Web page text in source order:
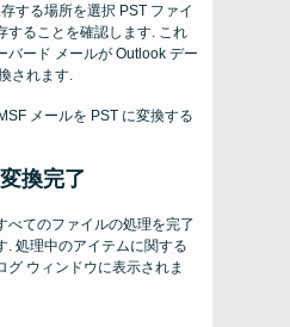
する場所を選択 PST ファイ
することを確認します. これ
バード メールが Outlook デー
されます.
換完了
べてのファイルの処理を完了
. 処理中のアイテムに関する
グ ウィンドウに表示されま